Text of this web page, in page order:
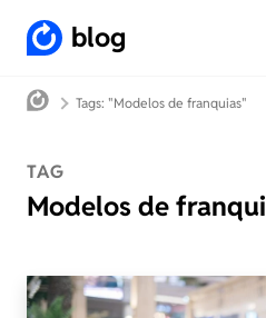
blog
Tags: "Modelos de franquias"
TAG
Modelos de